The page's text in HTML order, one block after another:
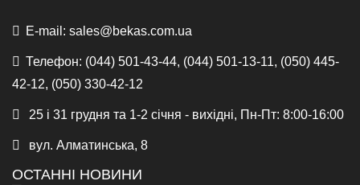
E-mail: sales@bekas.com.ua
Телефон: (044) 501-43-44, (044) 501-13-11, (050) 445-
42-12, (050) 330-42-12
25 і 31 грудня та 1-2 січня - вихідні, Пн-Пт: 8:00-16:00
вул. Алматинська, 8
ОСТАННІ НОВИНИ